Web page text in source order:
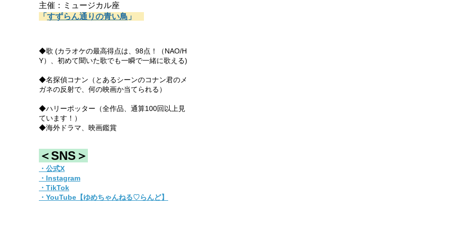
主催：ミュージカル座
「 すずらん通りの青い鳥 」
◆歌 (カラオケの最高得点は、98点！（NAO/H
Y）、初めて聞いた歌でも一瞬で一緒に歌える)
◆名探偵コナン（とあるシーンのコナン君のメ
ガネの反射で、何の映画か当てられる）
◆ハリーポッター（全作品、通算100回以上見
ています！）
◆海外ドラマ、映画鑑賞
＜SNS＞
・公式X
・Instagram
・TikTok
・YouTube【ゆめちゃんねる♡らんど】